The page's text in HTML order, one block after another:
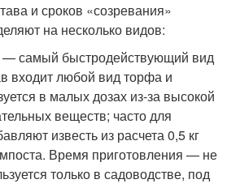
и сроков «созревания»
на несколько видов:
самый быстродействующий вид
входит любой вид торфа и
в малых дозах из-за высокой
веществ; часто для
известь из расчета 0,5 кг
Время приготовления — не
только в садоводстве, под